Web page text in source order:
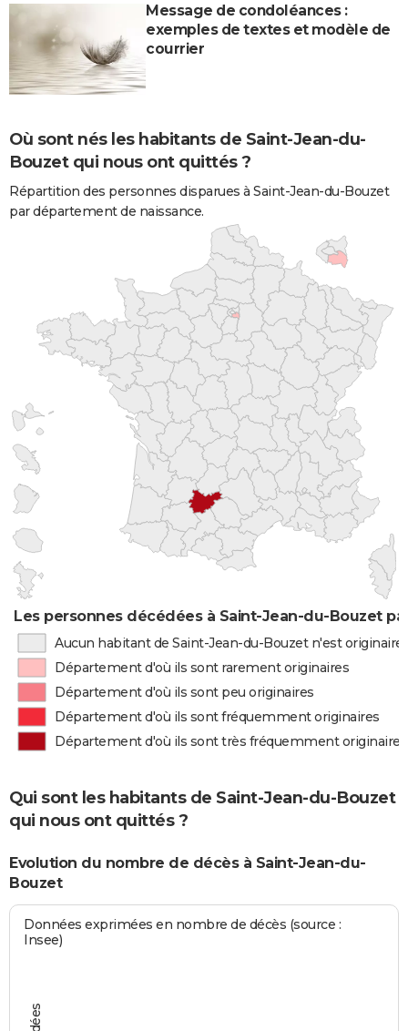
Message de condoléances :
exemples de textes et modèle de
courrier
Où sont nés les habitants de Saint-Jean-du-
Bouzet qui nous ont quittés ?
Répartition des personnes disparues à Saint-Jean-du-Bouzet
par département de naissance.
Les personnes décédées à Saint-Jean-du-Bouzet
Aucun habitant de Saint-Jean-du-Bouzet n'est
Département d'où ils sont rarement originaires
Département d'où ils sont peu originaires
Département d'où ils sont fréquemment originaires
Département d'où ils sont très fréquemment originaires
Qui sont les habitants de Saint-Jean-du-Bouzet
qui nous ont quittés ?
Evolution du nombre de décès à Saint-Jean-du-
Bouzet
Données exprimées en nombre de décès (source :
Insee)